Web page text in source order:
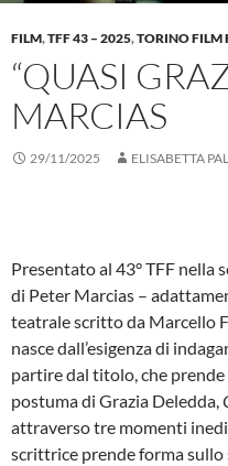
FILM,TFF 43 – 2025,TORINO FILM
“QUASI
MARCIAS
29/11/2025 ELISABETTA
Presentato al 43° TFF nella
di Peter Marcias –
teatrale scritto da Marcello
nasce dall’esigenza di
partire dal titolo, che
postuma di Grazia Deledda,
attraverso tre momenti
scrittrice prende forma sullo